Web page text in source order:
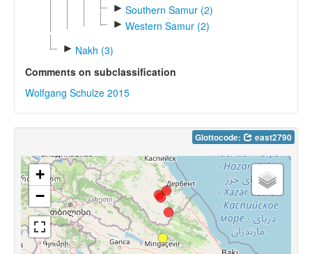
► Southern Samur (2)
► Western Samur (2)
► Nakh (3)
Comments on subclassification
Wolfgang Schulze 2015
Glottocode: east2790
+
−